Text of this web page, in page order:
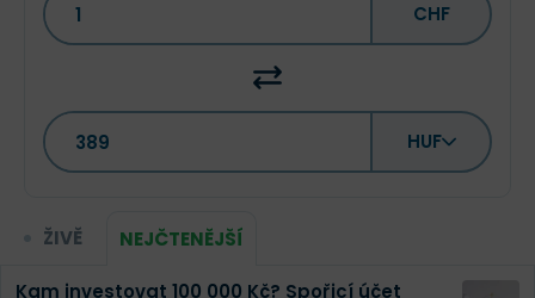
CHF
HUF
ŽIVĚ NEJČTENĚJŠÍ
Kam investovat 100 000 Kč? Spořicí účet